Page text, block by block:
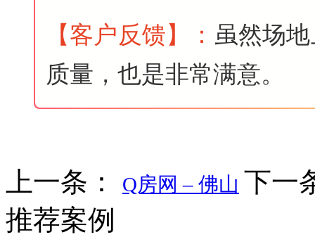
【客户反馈】 ： 虽然场
质量，也是非常满意。
上一条： Q房网 – 佛山 下一
推荐案例